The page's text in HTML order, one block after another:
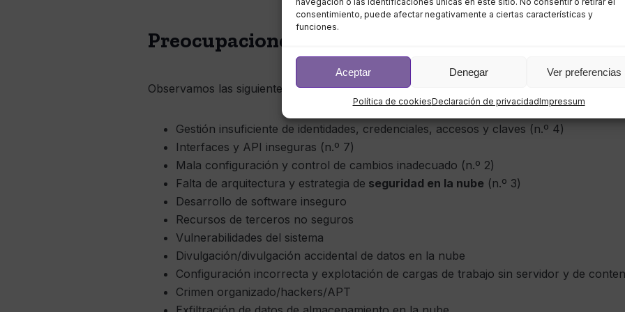
consentimiento, puede afectar negativamente a ciertas características y
funciones.
Aceptar Denegar Ver preferencias
Política de cookiesDeclaración de privacidadImpressum
Preocupaciones de seguridad en la nube
Observamos las siguientes preocupaciones en orden de importancia):
Gestión insuficiente de identidades, credenciales, accesos y claves (n.º 4)
Interfaces y API inseguras (n.º 7)
Mala configuración y control de cambios inadecuado (n.º 2)
Falta de arquitectura y estrategia de seguridad en la nube (n.º 3)
Desarrollo de software inseguro
Recursos de terceros no seguros
Vulnerabilidades del sistema
Divulgación/divulgación accidental de datos en la nube
Configuración incorrecta y explotación de cargas de trabajo sin servidor y de
Crimen organizado/hackers/APT